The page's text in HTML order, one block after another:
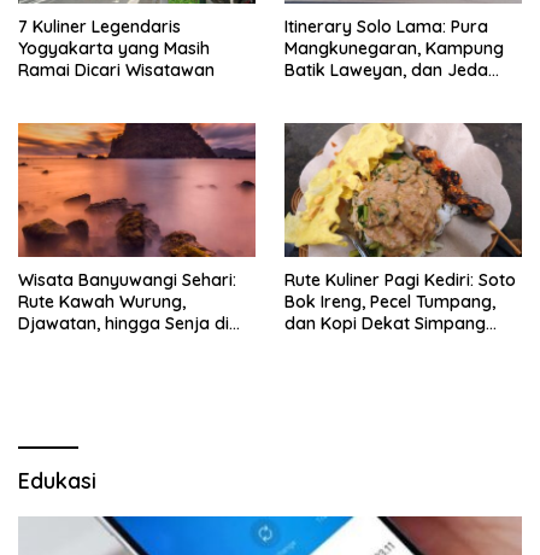
7 Kuliner Legendaris
Yogyakarta yang Masih
Ramai Dicari Wisatawan
Itinerary Solo Lama: Pura
Mangkunegaran, Kampung
Batik Laweyan, dan Jeda
Wisata Banyuwangi Sehari:
Rute Kawah Wurung,
Djawatan, hingga Senja di
Rute Kuliner Pagi Kediri: Soto
Bok Ireng, Pecel Tumpang,
dan Kopi Dekat Simpang
Edukasi